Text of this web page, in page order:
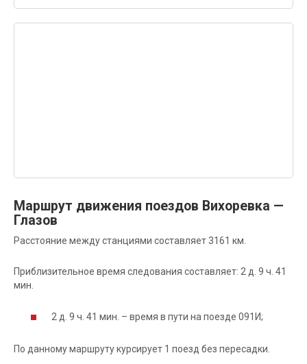
Маршрут движения поездов Вихоревка —
Глазов
Расстояние между станциями составляет 3161 км.
Приблизительное время следования составляет: 2 д. 9 ч. 41
мин.
2 д. 9 ч. 41 мин. – время в пути на поезде 091И;
По данному маршруту курсирует 1 поезд без пересадки.